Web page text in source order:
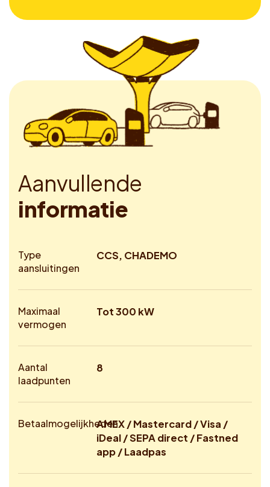
Aanvullende
informatie
Type
aansluitingen
CCS, CHADEMO
Maximaal
vermogen
Tot 300 kW
Aantal
laadpunten
8
BetaalmogelijkhedenAMEX / Mastercard / Visa /
iDeal / SEPA direct / Fastned
app / Laadpas